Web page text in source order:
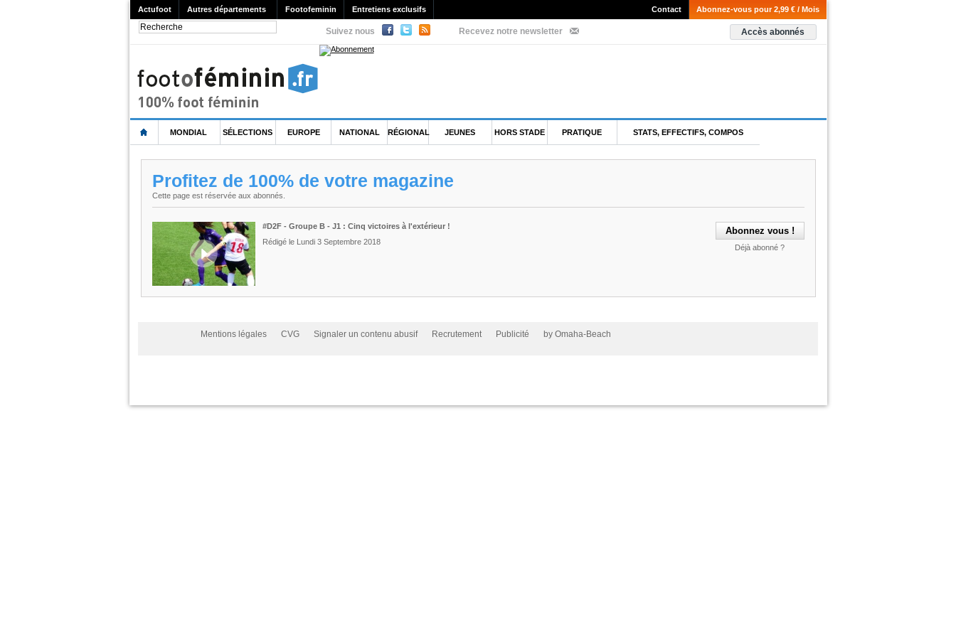
Actufoot Autres départements Footofeminin Entretiens exclusifs Abonnez-vous pour 2,99 € / Mois
Contact
Suivez nous Recevez notre newsletter Accès abonnés
MONDIAL SÉLECTIONS EUROPE NATIONAL RÉGIONAL JEUNES HORS STADE PRATIQUE STATS, EFFECTIFS, COMPOS
Profitez de 100% de votre magazine
Cette page est réservée aux abonnés.
Déjà abonné ?
#D2F - Groupe B - J1 : Cinq victoires à l'extérieur !
Rédigé le Lundi 3 Septembre 2018
Mentions légales CVG Signaler un contenu abusif Recrutement Publicité by Omaha-Beach